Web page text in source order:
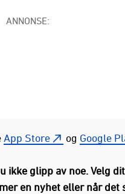
ANNONSE:
App Store og Google
ikke glipp av noe. Velg
en nyhet eller når det